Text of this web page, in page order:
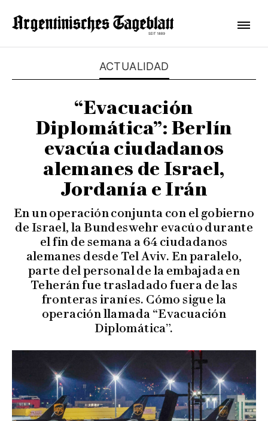
ACTUALIDAD
“Evacuación
Diplomática”: Berlín
evacúa ciudadanos
alemanes de Israel,
Jordanía e Irán
En un operación conjunta con el gobierno
de Israel, la Bundeswehr evacúo durante
el fin de semana a 64 ciudadanos
alemanes desde Tel Aviv. En paralelo,
parte del personal de la embajada en
Teherán fue trasladado fuera de las
fronteras iraníes. Cómo sigue la
operación llamada “Evacuación
Diplomática”.